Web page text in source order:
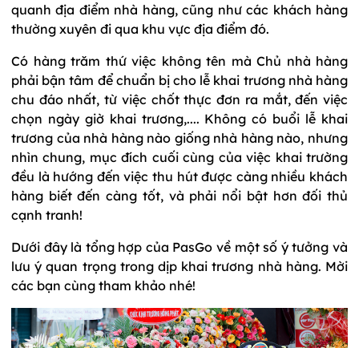
quanh địa điểm nhà hàng, cũng như các khách hàng
thường xuyên đi qua khu vực địa điểm đó.
Có hàng trăm thứ việc không tên mà Chủ nhà hàng
phải bận tâm để chuẩn bị cho lễ khai trương nhà hàng
chu đáo nhất, từ việc chốt thực đơn ra mắt, đến việc
chọn ngày giờ khai trương,.... Không có buổi lễ khai
trương của nhà hàng nào giống nhà hàng nào, nhưng
nhìn chung, mục đích cuối cùng của việc khai trường
đều là hướng đến việc thu hút được càng nhiều khách
hàng biết đến càng tốt, và phải nổi bật hơn đối thủ
cạnh tranh!
Dưới đây là tổng hợp của PasGo về một số ý tưởng và
lưu ý quan trọng trong dịp khai trương nhà hàng. Mời
các bạn cùng tham khảo nhé!